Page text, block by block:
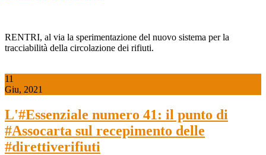
RENTRI, al via la sperimentazione del nuovo sistema per la
tracciabilità della circolazione dei rifiuti.
11
Giu, 2021
L'#Essenziale numero 41: il punto di
#Assocarta sul recepimento delle
#direttiverifiuti